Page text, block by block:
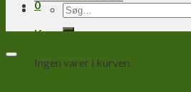
0
Kurv
Ingen varer i kurven.
Søg
efter: